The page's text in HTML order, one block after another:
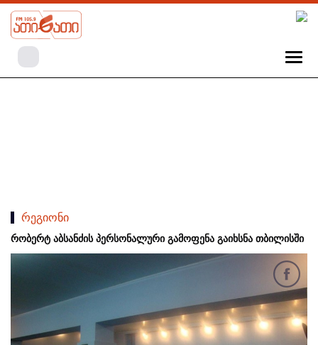
რეგიონი
რობერტ აბსანძის პერსონალური გამოფენა გაიხსნა თბილისში